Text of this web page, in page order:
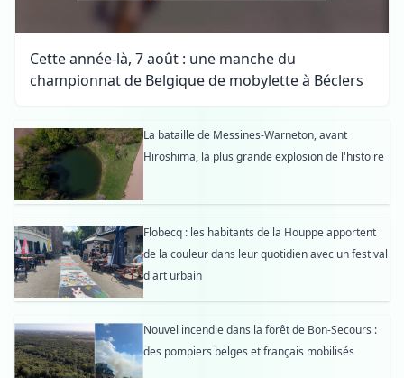
Cette année-là, 7 août : une manche du
championnat de Belgique de mobylette à Béclers
La bataille de Messines-Warneton, avant
Hiroshima, la plus grande explosion de l'histoire
Flobecq : les habitants de la Houppe apportent
de la couleur dans leur quotidien avec un festival
d'art urbain
Nouvel incendie dans la forêt de Bon-Secours :
des pompiers belges et français mobilisés